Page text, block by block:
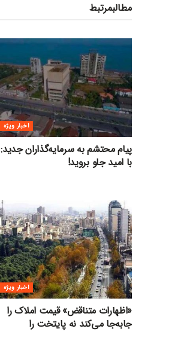
مطالبمرتبط
اخبار ویژه
پیام محتشم به سرمایه‌گذاران جدید:
با امید جلو بروید!
اخبار ویژه
«اظهارات متناقض» قیمت‌ املاک را
جابه‌جا می‌کند نه پایتخت را